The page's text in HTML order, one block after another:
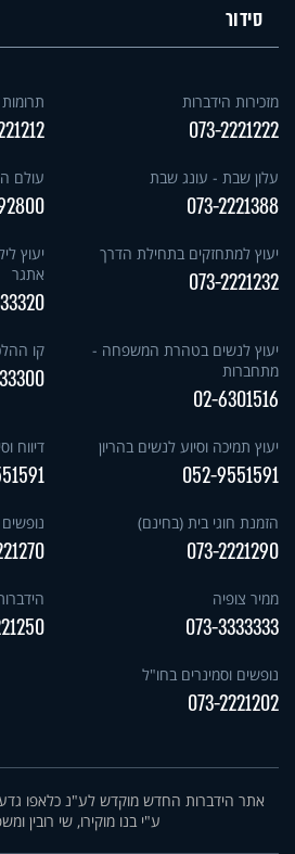
סידור
מזכירות הידברות
073-2221222
עלון שבת - עונג שבת
073-2221388
עולם
יעוץ למתחזקים בתחילת הדרך
073-2221232
יעוץ
אתגר
יעוץ לנשים בטהרת המשפחה -
מתחברות
02-6301516
קו
יעוץ תמיכה וסיוע לנשים בהריון
052-9551591
דיווח
הזמנת חוגי בית (בחינם)
073-2221290
נופשים
ממיר צופיה
073-3333333
נופשים וסמינרים בחו"ל
073-2221202
אתר הידברות החדש מוקדש לע"נ כלאפו
ע"י בנו מוקירו, שי רובין